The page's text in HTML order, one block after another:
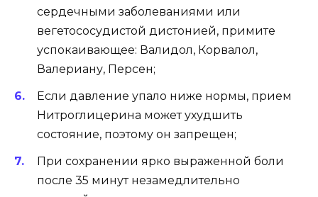
сердечными заболеваниями или
вегетососудистой дистонией, примите
успокаивающее: Валидол, Корвалол,
Валериану, Персен;
Если давление упало ниже нормы, прием
Нитроглицерина может ухудшить
состояние, поэтому он запрещен;
При сохранении ярко выраженной боли
после 35 минут незамедлительно